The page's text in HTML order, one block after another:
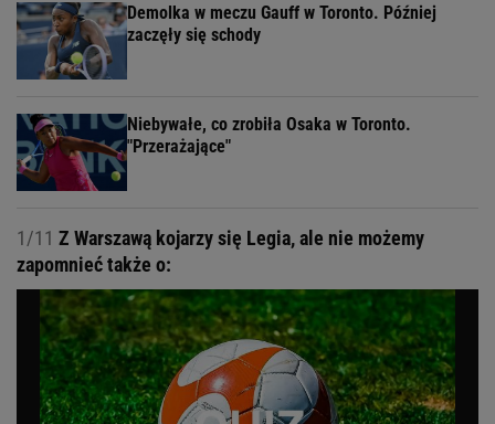
Demolka w meczu Gauff w Toronto. Później
zaczęły się schody
Niebywałe, co zrobiła Osaka w Toronto.
"Przerażające"
1/11 Z Warszawą kojarzy się Legia, ale nie możemy
zapomnieć także o: